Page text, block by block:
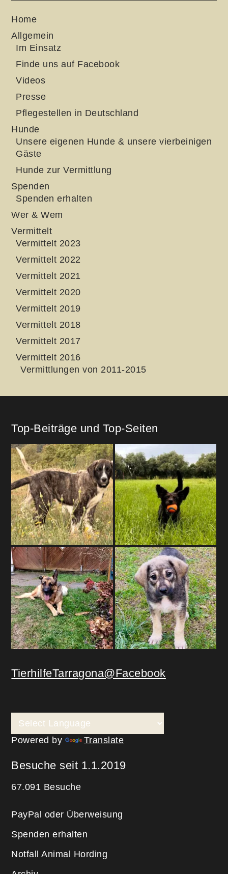
Home
Allgemein
Im Einsatz
Finde uns auf Facebook
Videos
Presse
Pflegestellen in Deutschland
Hunde
Unsere eigenen Hunde & unsere vierbeinigen
Gäste
Hunde zur Vermittlung
Spenden
Spenden erhalten
Wer & Wem
Vermittelt
Vermittelt 2023
Vermittelt 2022
Vermittelt 2021
Vermittelt 2020
Vermittelt 2019
Vermittelt 2018
Vermittelt 2017
Vermittelt 2016
Vermittlungen von 2011-2015
Top-Beiträge und Top-Seiten
TierhilfeTarragona@Facebook
Powered by Translate
Besuche seit 1.1.2019
67.091 Besuche
PayPal oder Überweisung
Spenden erhalten
Notfall Animal Hording